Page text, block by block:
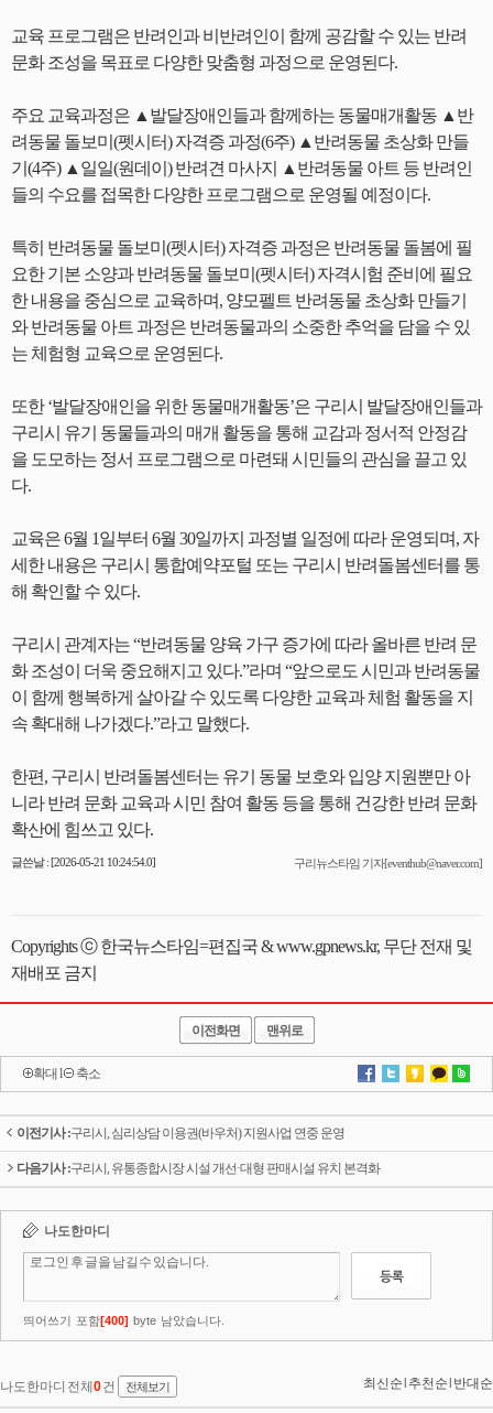
교육 프로그램은 반려인과 비반려인이 함께 공감할 수 있는 반려
문화 조성을 목표로 다양한 맞춤형 과정으로 운영된다.
주요 교육과정은 ▲발달장애인들과 함께하는 동물매개활동 ▲반
려동물 돌보미(펫시터) 자격증 과정(6주) ▲반려동물 초상화 만들
기(4주) ▲일일(원데이) 반려견 마사지 ▲반려동물 아트 등 반려인
들의 수요를 접목한 다양한 프로그램으로 운영될 예정이다.
특히 반려동물 돌보미(펫시터) 자격증 과정은 반려동물 돌봄에 필
요한 기본 소양과 반려동물 돌보미(펫시터) 자격시험 준비에 필요
한 내용을 중심으로 교육하며, 양모펠트 반려동물 초상화 만들기
와 반려동물 아트 과정은 반려동물과의 소중한 추억을 담을 수 있
는 체험형 교육으로 운영된다.
또한 ‘발달장애인을 위한 동물매개활동’은 구리시 발달장애인들과
구리시 유기 동물들과의 매개 활동을 통해 교감과 정서적 안정감
을 도모하는 정서 프로그램으로 마련돼 시민들의 관심을 끌고 있
다.
교육은 6월 1일부터 6월 30일까지 과정별 일정에 따라 운영되며, 자
세한 내용은 구리시 통합예약포털 또는 구리시 반려돌봄센터를 통
해 확인할 수 있다.
구리시 관계자는 “반려동물 양육 가구 증가에 따라 올바른 반려 문
화 조성이 더욱 중요해지고 있다.”라며 “앞으로도 시민과 반려동물
이 함께 행복하게 살아갈 수 있도록 다양한 교육과 체험 활동을 지
속 확대해 나가겠다.”라고 말했다.
한편, 구리시 반려돌봄센터는 유기 동물 보호와 입양 지원뿐만 아
니라 반려 문화 교육과 시민 참여 활동 등을 통해 건강한 반려 문화
확산에 힘쓰고 있다.
글쓴날 : [2026-05-21 10:24:54.0] 구리뉴스타임 기자[eventhub@naver.com]
Copyrights ⓒ 한국뉴스타임=편집국 & www.gpnews.kr, 무단 전재 및
재배포 금지
이전화면 맨위로
확대 l 축소
이전기사 :구리시, 심리상담 이용권(바우처) 지원사업 연중 운영
다음기사 :구리시, 유통종합시장 시설 개선·대형 판매시설 유치 본격화